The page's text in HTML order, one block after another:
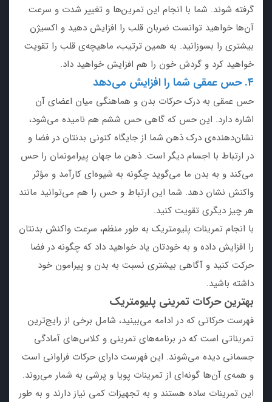
گرفته شوند. شما با انجام این تمرین‌ها و تغییر شدت و سرعت
آن‌ها خواهید توانست ضربان قلب را افزایش دهید و اکسیژن
بیشتری را بسوزانید. به همین ترتیب، ماهیچه‌ی قلب را تقویت
خواهید کرد و گردش خون را هم افزایش خواهید داد.
۴. حس عمقی شما را افزایش می‌دهد
حس عمقی به درک حرکات بدن و هماهنگی میان اعضای آن
اشاره دارد. این حس که گاهی حس ششم هم نامیده می‌شود،
نشان‌دهنده‌ی درک ذهن شما از جایگاه کنونی بدنتان در فضا و
در ارتباط با اجسام دیگر است. ذهن ما جهان پیرامونمان را حس
می‌کند و به بدن ما می‌گوید چگونه به شیوه‌ای کارآمد و مؤثر
واکنش نشان دهد. شما این ارتباط و حس را هم می‌توانید مانند
هر چیز دیگری تقویت کنید.
با انجام تمرینات پلیومتریک به طور منظم، سرعت واکنش بدنتان
را افزایش داده و به خودتان یاد خواهید داد که چگونه در فضا
حرکت کنید و آگاهی بیشتری نسبت به بدن و پیرامون خود
داشته باشید.
بهترین حرکات تمرینی پلیومتریک
فهرست حرکاتی که در ادامه می‌بینید، شامل برخی از رایج‌ترین
تمریناتی است که در برنامه‌های تمرینی و کلاس‌های آمادگی
جسمانی دیده می‌شوند. این فهرست دارای حرکات فراوانی است
و همه‌ی آن‌ها گونه‌ای از تمرینات پویا و پرشی به شمار می‌روند.
این تمرینات ساده هستند و به تجهیزات کمی نیاز دارند و به طور